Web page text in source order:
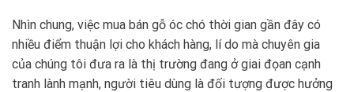
Nhìn chung, việc mua bán gỗ óc chó thời gian gần đây có
nhiều điểm thuận lợi cho khách hàng, lí do mà chuyên gia
của chúng tôi đưa ra là thị trường đang ở giai đọan cạnh
tranh lành mạnh, người tiêu dùng là đối tượng được hưởng